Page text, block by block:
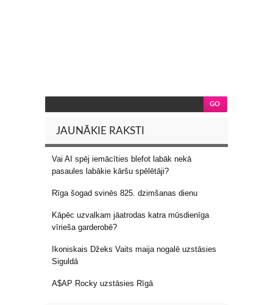
JAUNĀKIE RAKSTI
Vai AI spēj iemācīties blefot labāk nekā
pasaules labākie kāršu spēlētāji?
Rīga šogad svinēs 825. dzimšanas dienu
Kāpēc uzvalkam jāatrodas katra mūsdienīga
vīrieša garderobē?
Ikoniskais Džeks Vaits maija nogalē uzstāsies
Siguldā
A$AP Rocky uzstāsies Rīgā